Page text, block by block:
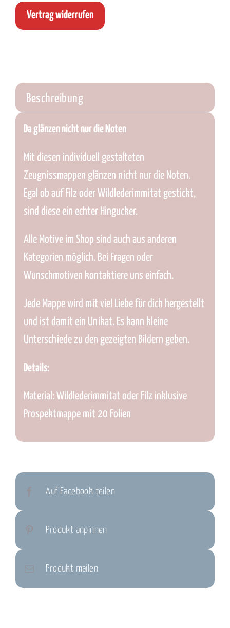
Vertrag widerrufen
Beschreibung
Da glänzen nicht nur die Noten
Mit diesen individuell gestalteten
Zeugnissmappen glänzen nicht nur die Noten.
Egal ob auf Filz oder Wildlederimmitat gestickt,
sind diese ein echter Hingucker.
Alle Motive im Shop sind auch aus anderen
Kategorien möglich. Bei Fragen oder
Wunschmotiven kontaktiere uns einfach.
Jede Mappe wird mit viel Liebe für dich hergestellt
und ist damit ein Unikat. Es kann kleine
Unterschiede zu den gezeigten Bildern geben.
Details:
Material: Wildlederimmitat oder Filz inklusive
Prospektmappe mit 20 Folien
Auf Facebook teilen
Produkt anpinnen
Produkt mailen